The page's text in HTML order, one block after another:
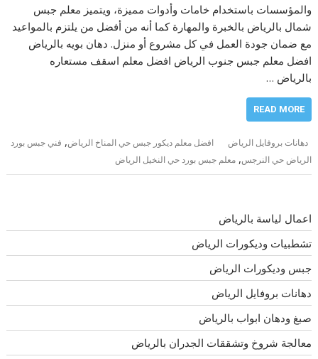
والمؤسسات باستخدام خامات وأدوات مميزة، ويتميز معلم جبس
شمال بالرياض بالخبرة والمهارة كما أنه من أفضل من يلتزم بالمواعيد
مع ضمان جودة العمل في كل مشروع أو منزل. دهان بويه بالرياض
افضل معلم جبس جنوب الرياض افضل معلم اسقف مستعاره
بالرياض …
READ MORE
دهانات بروفايل الرياض افضل معلم ديكور جبس حي المناخ الرياض, فني جبس بورد
الرياض حي النرجس,معلم جبس بورد حي النخيل الرياض
اعمال لياسة بالرياض
تشطبيات وديكورات الرياض
جبس وديكورات الرياض
دهانات بروفايل الرياض
صبغ ودهان ابواب بالرياض
معالجة شروخ وتشققات الجدران بالرياض